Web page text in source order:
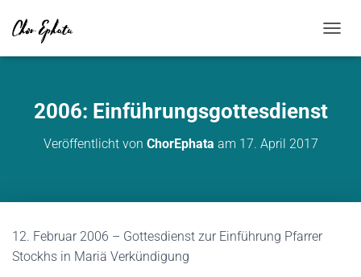
2006: Einführungsgottesdienst
Veröffentlicht von ChorEphata am 17. April 2017
12. Februar 2006 – Gottesdienst zur Einführung Pfarrer
Stockhs in Mariä Verkündigung